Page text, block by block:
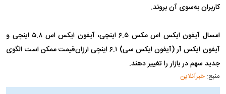
کاربران به‌سوی آن بروند.
امسال آیفون ایکس اس مکس ۶.۵ اینچی، آیفون ایکس اس ۵.۸ اینچی و
آیفون ایکس آر (آیفون ایکس سی) ۶.۱ اینچی ارزان‌قیمت ممکن است الگوی
جدید سهم در بازار را تغییر دهند.
منبع:خبرآنلاین